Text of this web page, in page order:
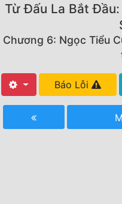
Thể Loại
Tất Cả
Hoàn Thành
Từ Đấu La Bắt
Chương 6: Ngọc Tiểu
Báo Lỗi